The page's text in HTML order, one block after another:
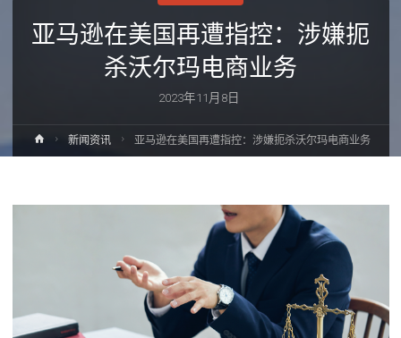
亚马逊在美国再遭指控：涉嫌扼
杀沃尔玛电商业务
2023年11月8日
首
页
新闻资讯 亚马逊在美国再遭指控：涉嫌扼杀沃尔玛电商业务